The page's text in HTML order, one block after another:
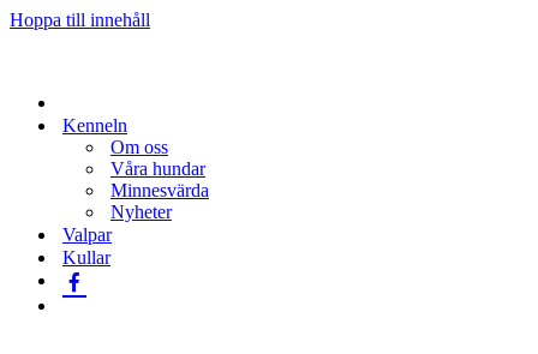
Hoppa till innehåll
Kenneln
Om oss
Våra hundar
Minnesvärda
Nyheter
Valpar
Kullar